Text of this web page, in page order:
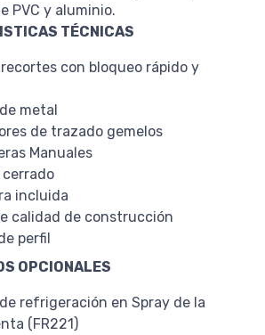
PVC y aluminio.
TÉCNICAS
con bloqueo rápido y
metal
de trazado gemelos
Manuales
incluida
calidad de construcción
perfil
OPCIONALES
refrigeración en Spray de la
(FR221)